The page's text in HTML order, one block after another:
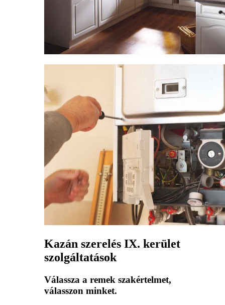
Kazán szerelés IX. kerület
szolgáltatások
Válassza a remek szakértelmet,
válasszon minket.